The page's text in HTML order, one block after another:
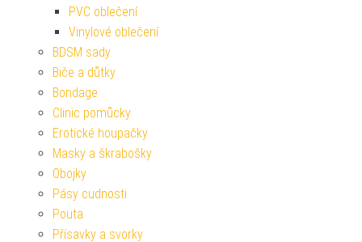
PVC oblečení
Vinylové oblečení
BDSM sady
Biče a důtky
Bondage
Clinic pomůcky
Erotické houpačky
Masky a škrabošky
Obojky
Pásy cudnosti
Pouta
Přísavky a svorky